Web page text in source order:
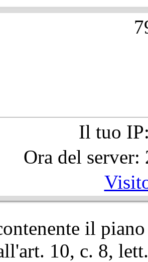
7
Il tuo
Ora del
il
10, c. 8,